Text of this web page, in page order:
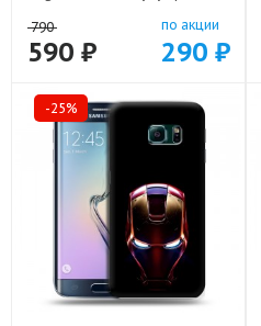
790
590 ₽
по акции
290 ₽
-25%